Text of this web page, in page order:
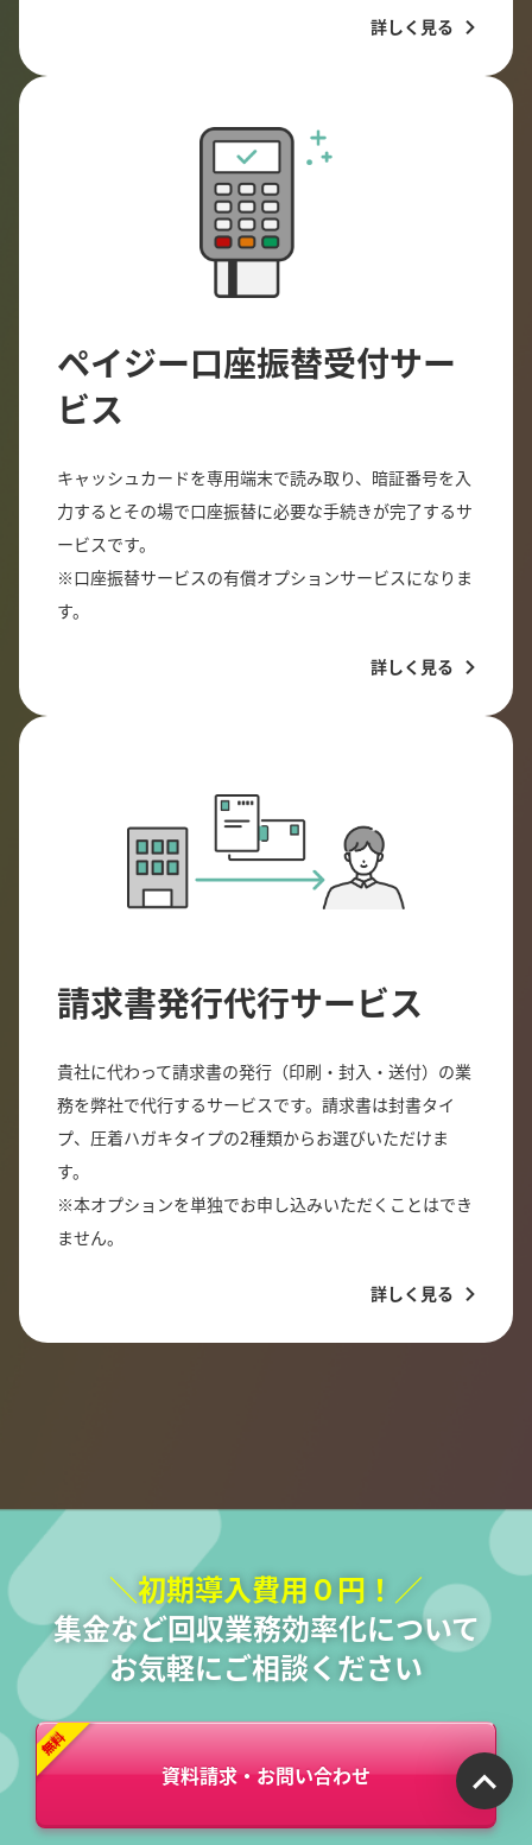
詳しく見る
ペイジー口座振替受付サー
ビス
キャッシュカードを専用端末で読み取り、暗証番号を入
力するとその場で口座振替に必要な手続きが完了するサ
ービスです。
※口座振替サービスの有償オプションサービスになりま
す。
詳しく見る
請求書発行代行サービス
貴社に代わって請求書の発行（印刷・封入・送付）の業
務を弊社で代行するサービスです。請求書は封書タイ
プ、圧着ハガキタイプの2種類からお選びいただけま
す。
※本オプションを単独でお申し込みいただくことはでき
ません。
詳しく見る
＼初期導入費用０円！／
集金など回収業務効率化について
お気軽にご相談ください
資料請求・お問い合わせ